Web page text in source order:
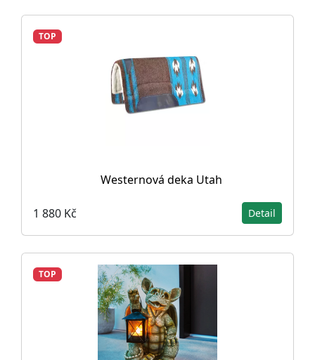
TOP
Westernová deka Utah
1 880 Kč Detail
TOP